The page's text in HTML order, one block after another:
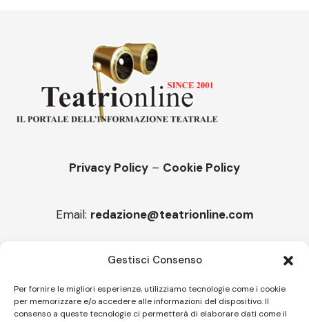
Gestisci Consenso
Per fornire le migliori esperienze, utilizziamo tecnologie come i cookie
per memorizzare e/o accedere alle informazioni del dispositivo. Il
consenso a queste tecnologie ci permetterà di elaborare dati come il
Privacy Policy – Cookie Policy
Email: redazione@teatrionline.com
“Cico festival! Oltre 1500 spettatori a Filadelfia